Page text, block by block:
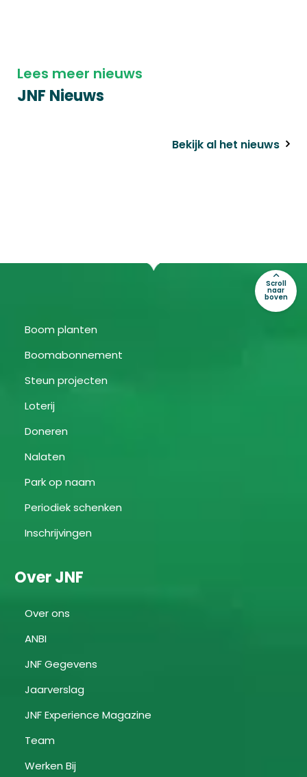
Lees meer nieuws
JNF Nieuws
Bekijk al het nieuws
Boom planten
Boomabonnement
Steun projecten
Loterij
Doneren
Nalaten
Park op naam
Periodiek schenken
Inschrijvingen
Over JNF
Over ons
ANBI
JNF Gegevens
Jaarverslag
JNF Experience Magazine
Team
Werken Bij
Scroll
naar
boven